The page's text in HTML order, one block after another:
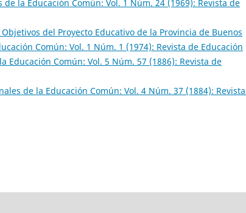
de la Educación Común: Vol. 1 Núm. 24 (1969): Revista de
del Proyecto Educativo de la Provincia de Buenos
Común: Vol. 1 Núm. 1 (1974): Revista de Educación
Educación Común: Vol. 5 Núm. 57 (1886): Revista de
de la Educación Común: Vol. 4 Núm. 37 (1884):